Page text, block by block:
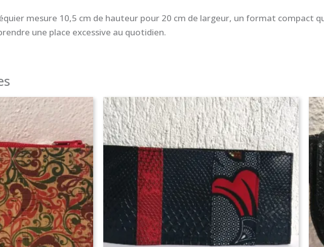
mesure 10,5 cm de hauteur pour 20 cm de largeur, un format compact
une place excessive au quotidien.